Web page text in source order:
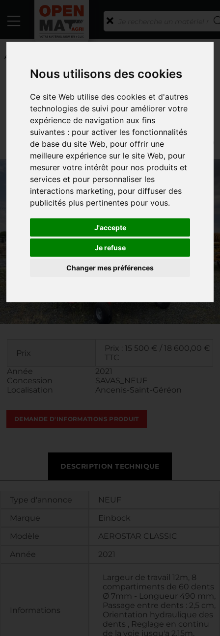
Nous utilisons des cookies
Ce site Web utilise des cookies et d'autres
technologies de suivi pour améliorer votre
expérience de navigation aux fins
suivantes : pour activer les fonctionnalités
de base du site Web, pour offrir une
meilleure expérience sur le site Web, pour
mesurer votre intérêt pour nos produits et
services et pour personnaliser les
interactions marketing, pour diffuser des
publicités plus pertinentes pour vous.
J'accepte
Je refuse
Changer mes préférences
AEROSTAR CLASSIC EINBOCK
RETOUR À LA LISTE
EINBOCK
AEROSTAR CLASSIC EINBOCK
MATRICULE : 67555
RÉFÉRENCE CONSTRUCTEUR : NOUS CONTACTER
Prix
Prix : 15 500 € / 18 600,00 €
TTC
Année
2021
Concession
SAVAS_NEUF
Localisation
Ancenis-Saint-Géréon
DEMANDE D'INFORMATIONS PRODUIT
DESCRIPTION TECHNIQUE
Type d'annonce
NEUF
Marque
Einbock
Modèle
AEROSTAR CLASSIC
Année
2021
Informations
Largeur de travail 12m, 8
compartiments de 60 dents
Ø 7mm - Longueur 490 mm,
Passage entre dents : 2,5 cm,
Orientation hydraulique des
dents , Reglage en continu
de la voie jusqu'a 2,15m,